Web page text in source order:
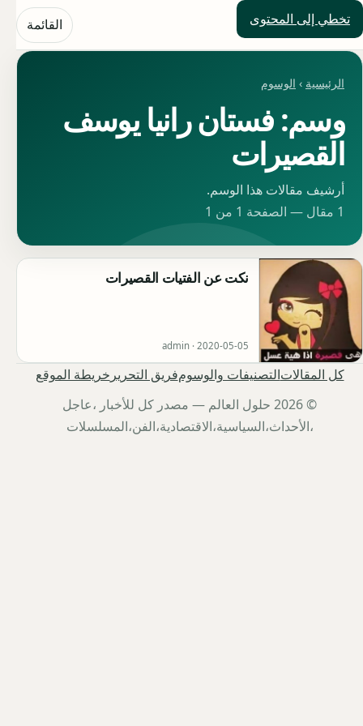
تخطي إلى المحتوى
حلول العالم القائمة
الرئيسية › الوسوم
وسم: فستان رانيا يوسف
القصيرات
أرشيف مقالات هذا الوسم.
1 مقال — الصفحة 1 من 1
نكت عن الفتيات القصيرات
admin · 2020-05-05
كل المقالاتالتصنيفات والوسومفريق التحرير خريطة الموقع
© 2026 حلول العالم — مصدر كل للأخبار ،عاجل
،الأحداث،السياسية،الاقتصادية،الفن،المسلسلات